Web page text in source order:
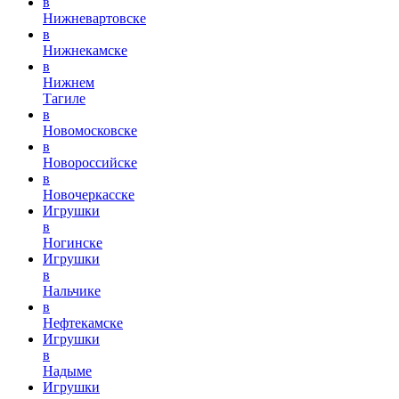
Нижневартовске
в
Нижнекамске
в
Нижнем
Тагиле
в
Новомосковске
в
Новороссийске
в
Новочеркасске
Игрушки
в
Ногинске
Игрушки
в
Нальчике
в
Нефтекамске
Игрушки
в
Надыме
Игрушки